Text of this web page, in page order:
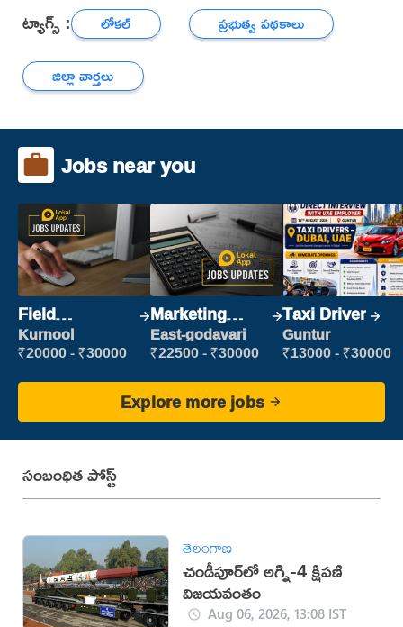
ట్యాగ్స్ : లోకల్
ప్రభుత్వ పథకాలు
జిల్లా వార్తలు
Jobs near you
Field
Marketing
Executive
Kurnool
₹20000 - ₹30000
Marketing
Executive
East-godavari
₹22500 - ₹30000
Taxi Driver
Guntur
₹13000 - ₹30000
Explore more jobs
సంబంధిత పోస్ట్
తెలంగాణ
చండీపూర్‌లో అగ్ని-4 క్షిపణి
విజయవంతం
Aug 06, 2026, 13:08 IST